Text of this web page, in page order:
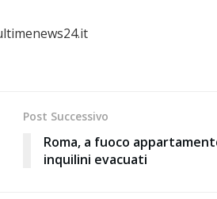
Post Successivo
Roma, a fuoco
inquilini evacuati